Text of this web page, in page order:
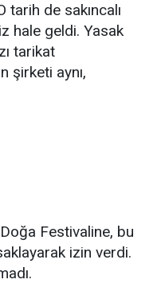
de sakıncalı
hale geldi. Yasak
tarikat
şirketi aynı,
Festivaline, bu
izin verdi.